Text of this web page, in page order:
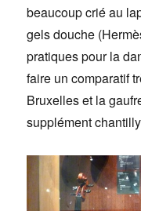
beaucoup crié au
gels douche
pratiques pour la
faire un comparatif
Bruxelles et la
supplément